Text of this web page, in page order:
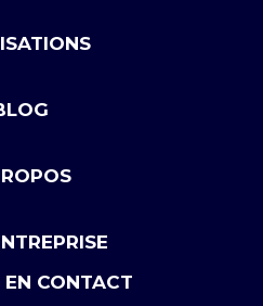
EN CONTACT